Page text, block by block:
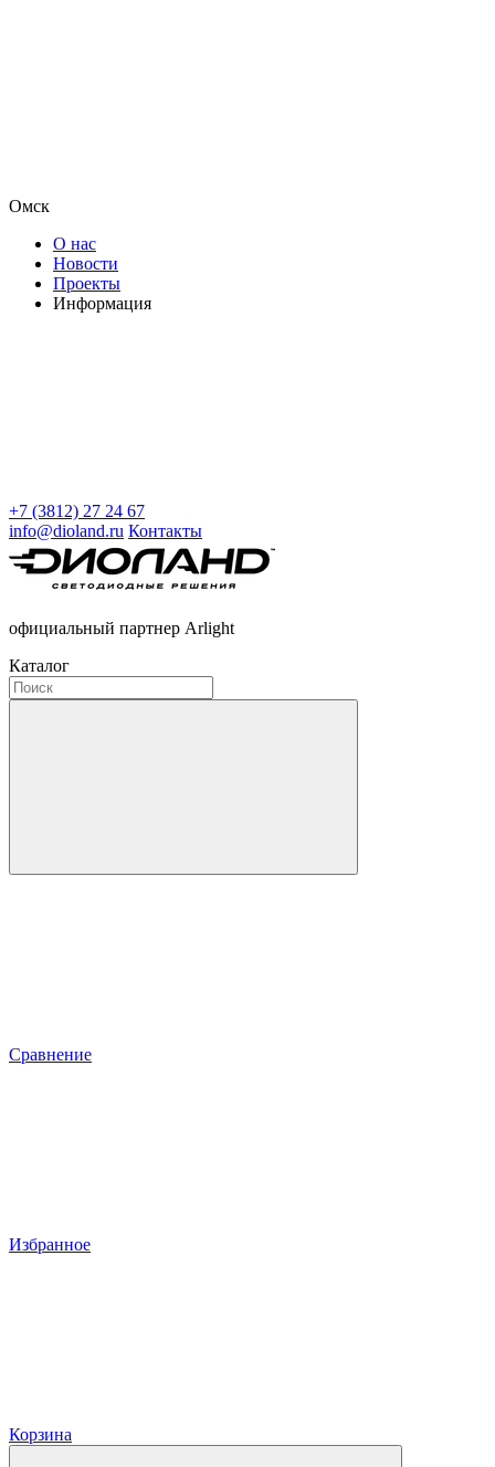
Омск
О нас
Новости
Проекты
Информация
+7 (3812) 27 24 67
info@dioland.ru Контакты
официальный партнер Arlight
Каталог
Сравнение
Избранное
Корзина